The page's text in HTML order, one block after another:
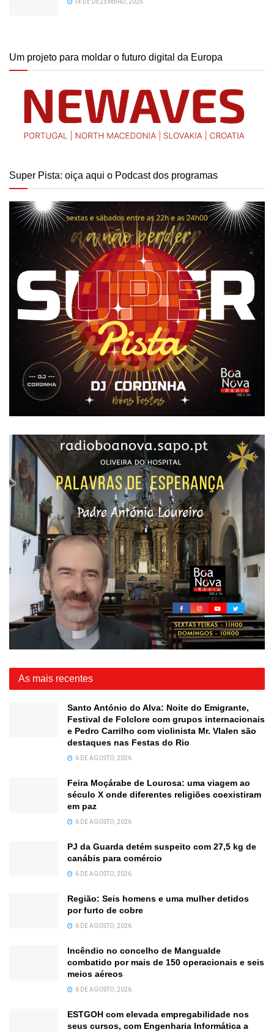
14 DE DEZEMBRO, 2025
Um projeto para moldar o futuro digital da Europa
Super Pista: oiça aqui o Podcast dos programas
As mais recentes
Santo António do Alva: Noite do Emigrante,
Festival de Folclore com grupos internacionais
e Pedro Carrilho com violinista Mr. Vlalen são
destaques nas Festas do Rio
6 DE AGOSTO, 2026
Feira Moçárabe de Lourosa: uma viagem ao
século X onde diferentes religiões coexistiram
em paz
6 DE AGOSTO, 2026
PJ da Guarda detém suspeito com 27,5 kg de
canábis para comércio
6 DE AGOSTO, 2026
Região: Seis homens e uma mulher detidos
por furto de cobre
6 DE AGOSTO, 2026
Incêndio no concelho de Mangualde
combatido por mais de 150 operacionais e seis
meios aéreos
6 DE AGOSTO, 2026
ESTGOH com elevada empregabilidade nos
seus cursos, com Engenharia Informática a